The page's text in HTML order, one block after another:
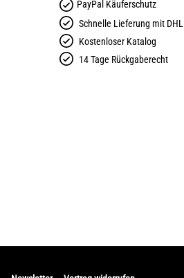
PayPal Käuferschutz
Schnelle Lieferung mit DHL
Kostenloser Katalog
14 Tage Rückgaberecht